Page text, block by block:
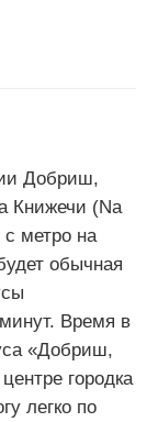
Добриш,
Книжечи (Na
метро на
обычная
Время в
«Добриш,
городка
легко по